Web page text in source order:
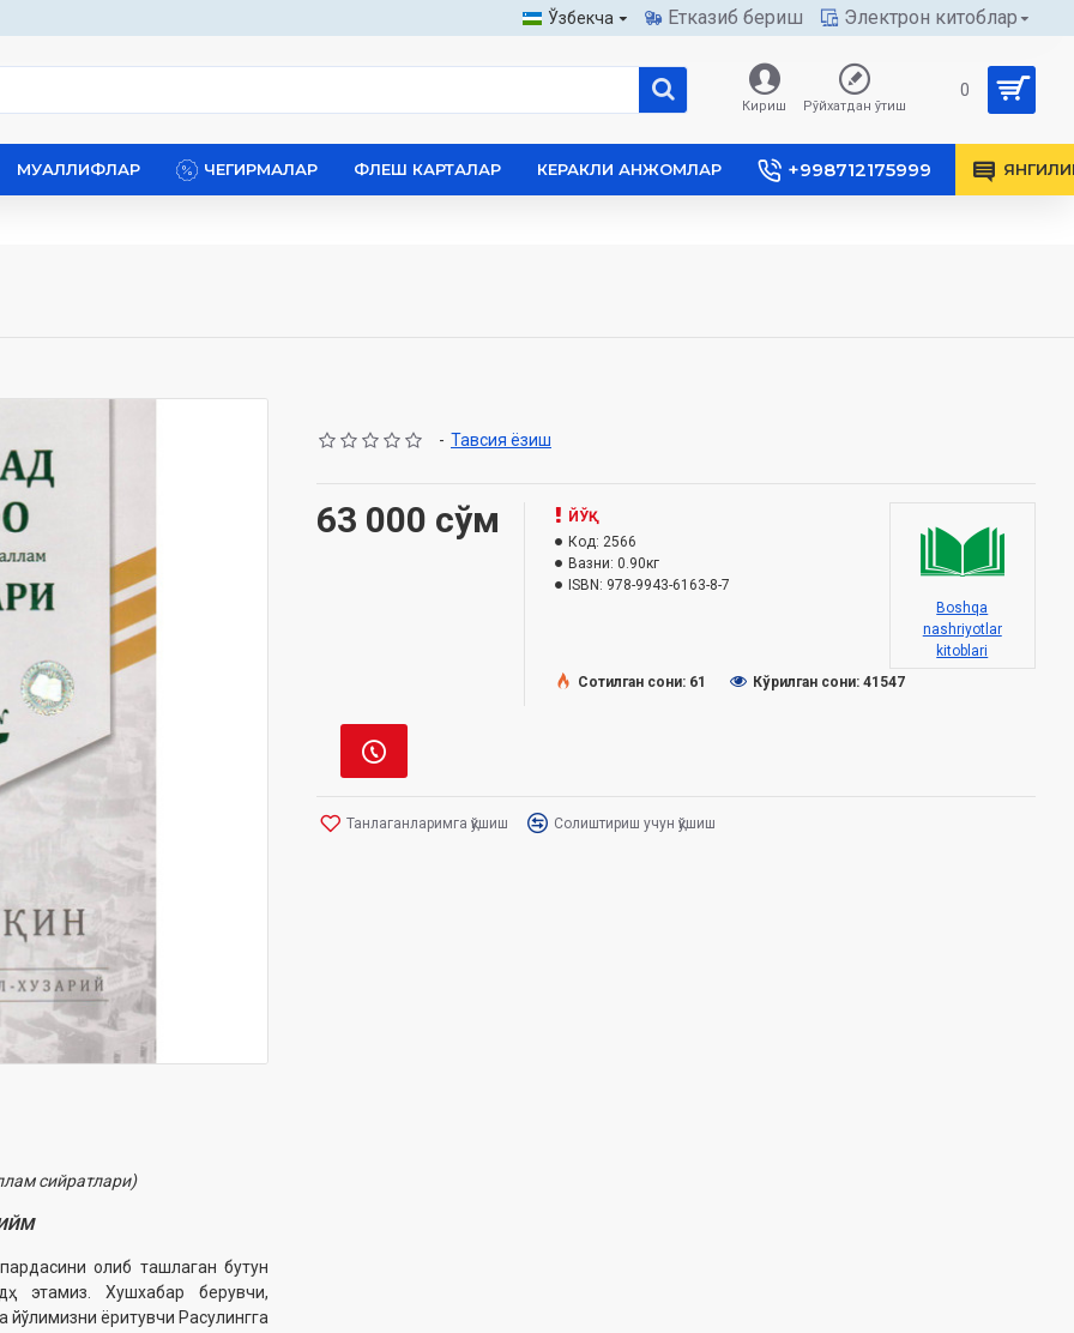
Ўзбекча Етказиб бериш Электрон китоблар
Кириш Рўйхатдан ўтиш
0
МУАЛЛИФЛАР ЧЕГИРМАЛАР ФЛЕШ КАРТАЛАР КЕРАКЛИ АНЖОМЛАР +998712175999
сийратлари)
олиб ташлаган бутун
этамиз. Хушхабар берувчи,
йўлимизни ёритувчи Расулингга
- Тавсия ёзиш
63 000 сўм
ЙЎҚ
Код: 2566
Вазни: 0.90кг
ISBN: 978-9943-6163-8-7
Boshqa
nashriyotlar
kitoblari
Сотилган сони: 61
Кўрилган сони: 41547
Танлаганларимга қўшиш Солиштириш учун қўшиш